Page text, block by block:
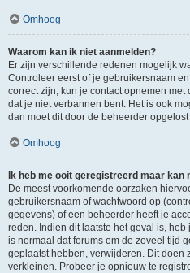
Omhoog
Waarom kan ik niet aanmelden?
Er zijn verschillende redenen mogelijk
Controleer eerst of je gebruikersnaam
correct zijn, kun je contact opnemen
dat je niet verbannen bent. Het is ook
dan moet dit door de beheerder
Omhoog
Ik heb me ooit geregistreerd maar kan
De meest voorkomende oorzaken
gebruikersnaam of wachtwoord op
gegevens) of een beheerder heeft je
reden. Indien dit laatste het geval is,
is normaal dat forums om de zoveel tijd
geplaatst hebben, verwijderen. Dit doen
verkleinen. Probeer je opnieuw te